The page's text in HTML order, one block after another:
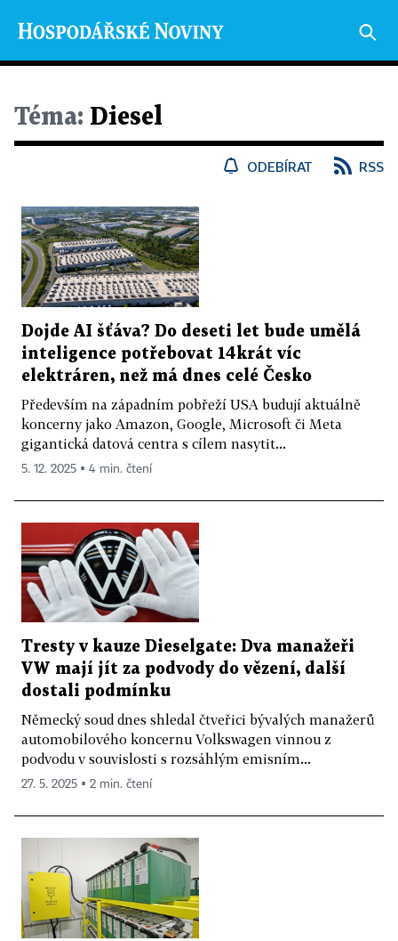
Téma: Diesel
ODEBÍRAT RSS
Dojde AI šťáva? Do deseti let bude umělá
inteligence potřebovat 14krát víc
elektráren, než má dnes celé Česko
Především na západním pobřeží USA budují aktuálně
koncerny jako Amazon, Google, Microsoft či Meta
gigantická datová centra s cílem nasytit...
5. 12. 2025 ▪ 4 min. čtení
Tresty v kauze Dieselgate: Dva manažeři
VW mají jít za podvody do vězení, další
dostali podmínku
Německý soud dnes shledal čtveřici bývalých manažerů
automobilového koncernu Volkswagen vinnou z
podvodu v souvislosti s rozsáhlým emisním...
27. 5. 2025 ▪ 2 min. čtení